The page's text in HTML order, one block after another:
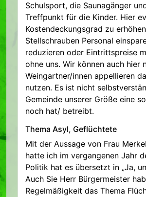
Schulsport, die Saunagänger
Treffpunkt für die Kinder. Hier
Kostendeckungsgrad zu
Stellschrauben Personal
reduzieren oder Eintrittspreise
ohne uns. Wir können auch hier
Weingartner/innen appellieren
nutzen. Es ist nicht
Gemeinde unserer Größe eine
noch hat/ betreibt.
Thema Asyl, Geflüchtete
Mit der Aussage von Frau
hatte ich im vergangenen Jahr
Politik hat es übersetzt in „Ja,
Auch Sie Herr Bürgermeister
Regelmäßigkeit das Thema